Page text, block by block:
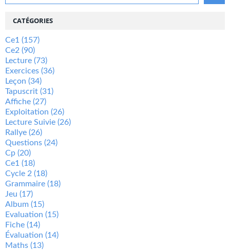
CATÉGORIES
Ce1 (157)
Ce2 (90)
Lecture (73)
Exercices (36)
Leçon (34)
Tapuscrit (31)
Affiche (27)
Exploitation (26)
Lecture Suivie (26)
Rallye (26)
Questions (24)
Cp (20)
Ce1 (18)
Cycle 2 (18)
Grammaire (18)
Jeu (17)
Album (15)
Evaluation (15)
Fiche (14)
Évaluation (14)
Maths (13)